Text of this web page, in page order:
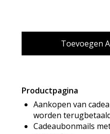
Productpagina
Aankopen van
worden
Cadeaubonmails